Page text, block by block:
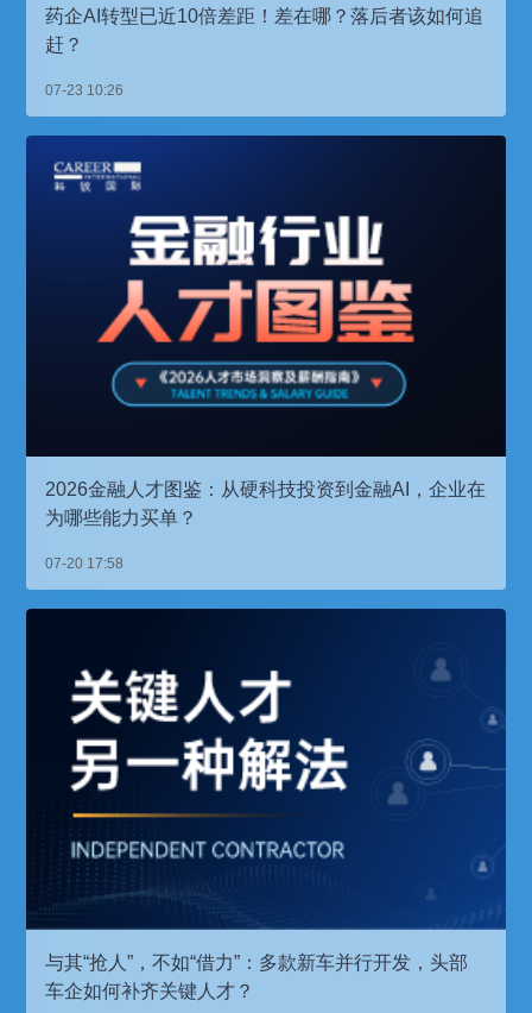
药企AI转型已近10倍差距！差在哪？落后者该如何追
赶？
07-23 10:26
2026金融人才图鉴：从硬科技投资到金融AI，企业在
为哪些能力买单？
07-20 17:58
与其“抢人”，不如“借力”：多款新车并行开发，头部
车企如何补齐关键人才？